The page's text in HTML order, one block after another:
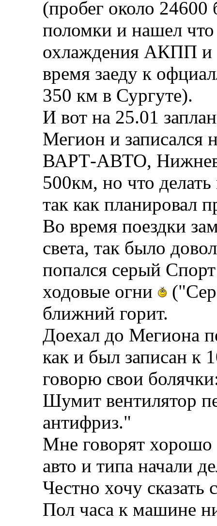
(пробег около
поломки и нашел
охлаждения АКПП и
время заеду к
350 км в Сургуте).
И вот на 25.01
Мегион и записался
ВАРТ-АВТО,
500км, но что
так как планировал
Во время поездки
света, так было
попался серый
ходовые огни
ближний горит.
Доехал до Мегиона
как и был записан к
говорю свои
Шумит вентилятор
антифриз."
Мне говорят
авто и типа начали
Честно хочу сказать
Пол часа к машине